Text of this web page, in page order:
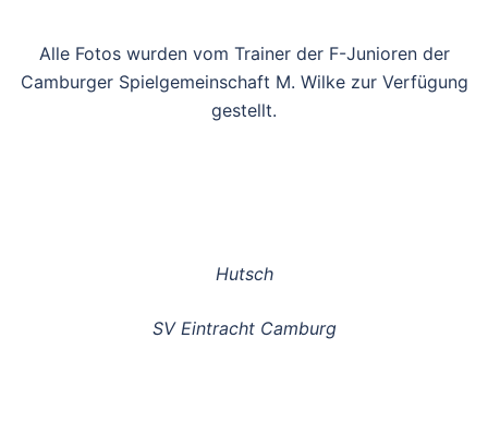
Alle Fotos wurden vom Trainer der F-Junioren der
Camburger Spielgemeinschaft M. Wilke zur Verfügung
gestellt.
Hutsch
SV Eintracht Camburg